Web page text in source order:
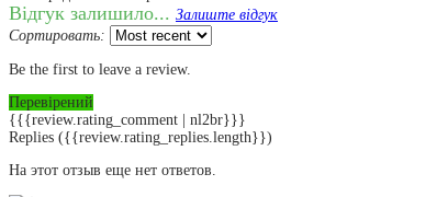
Відгук залишило... Залиште відгук
Сортировать:
Be the first to leave a review.
Перевірений
{{{review.rating_comment | nl2br}}}
Replies ({{review.rating_replies.length}})
На этот отзыв еще нет ответов.